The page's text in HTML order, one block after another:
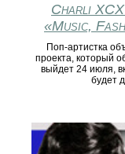
Charli XCX
«Music,
Поп-артистка
проекта, который
выйдет 24 июля,
будет